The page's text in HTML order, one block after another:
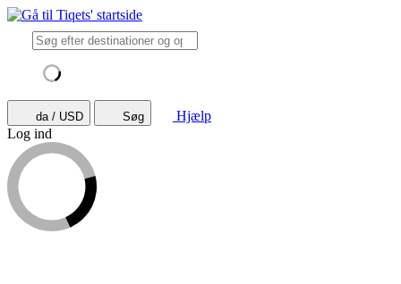
da / USD Søg
Hjælp
Log ind